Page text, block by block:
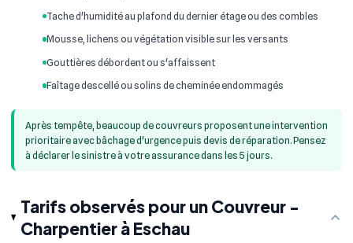
Tache d'humidité au plafond du dernier étage ou des combles
Mousse, lichens ou végétation visible sur les versants
Gouttières débordent ou s'affaissent
Faîtage descellé ou solins de cheminée endommagés
Après tempête, beaucoup de couvreurs proposent une intervention
prioritaire avec bâchage d'urgence puis devis de réparation. Pensez
à déclarer le sinistre à votre assurance dans les 5 jours.
Tarifs observés pour un Couvreur -
Charpentier à Eschau